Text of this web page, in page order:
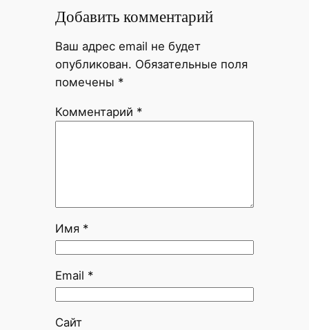
Добавить комментарий
Ваш адрес email не будет
опубликован. Обязательные поля
помечены *
Комментарий *
Имя *
Email *
Сайт